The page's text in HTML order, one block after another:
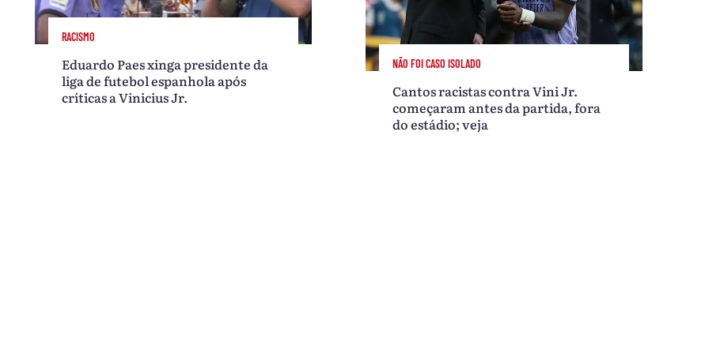
RACISMO
Eduardo Paes xinga presidente da
liga de futebol espanhola após
críticas a Vinicius Jr.
NÃO FOI CASO ISOLADO
Cantos racistas contra Vini Jr.
começaram antes da partida, fora
do estádio; veja